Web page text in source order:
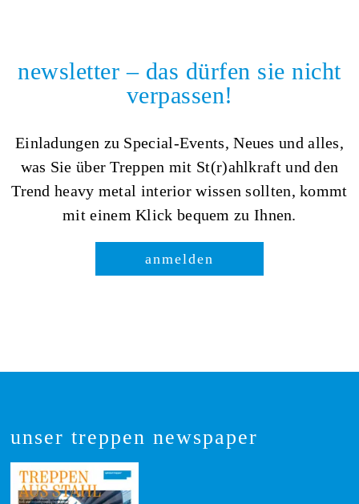
newsletter – das dürfen sie nicht
verpassen!
Einladungen zu Special-Events, Neues und alles,
was Sie über Treppen mit St(r)ahlkraft und den
Trend heavy metal interior wissen sollten, kommt
mit einem Klick bequem zu Ihnen.
anmelden
unser treppen newspaper